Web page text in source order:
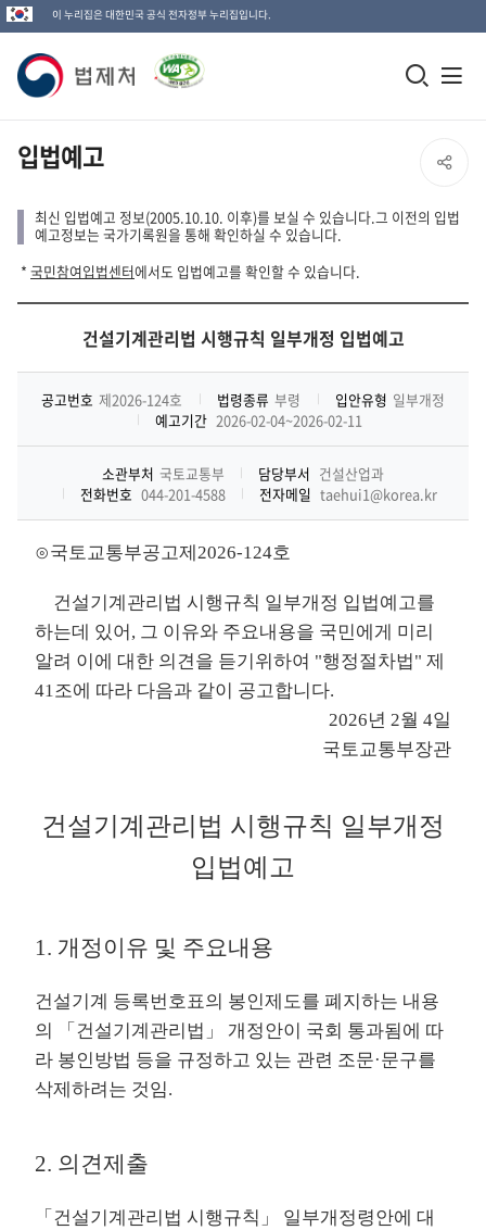
이 누리집은 대한민국 공식 전자정부 누리집입니다.
법
제
처
고
모
색
입법예고
최신 입법예고 정보(2005.10.10. 이후)를 보실 수 있습니다.그 이전의 입법
예고정보는 국가기록원을 통해 확인하실 수 있습니다.
SNS
공
열
* 국민참여입법센터에서도 입법예고를 확인할 수 있습니다.
건설기계관리법 시행규칙 일부개정 입법예고
공고번호 제2026-124호 법령종류 부령 입안유형 일부개정
예고기간 2026-02-04~2026-02-11
소관부처 국토교통부 담당부서 건설산업과
전화번호 044-201-4588 전자메일 taehui1@korea.kr
⊙국토교통부공고제2026-124호
건설기계관리법 시행규칙 일부개정 입법예고를
하는데 있어, 그 이유와 주요내용을 국민에게 미리
알려 이에 대한 의견을 듣기위하여 "행정절차법" 제
41조에 따라 다음과 같이 공고합니다.
2026년 2월 4일
국토교통부장관
건설기계관리법 시행규칙 일부개정
입법예고
1. 개정이유 및 주요내용
건설기계 등록번호표의 봉인제도를 폐지하는 내용
의 「건설기계관리법」 개정안이 국회 통과됨에 따
라 봉인방법 등을 규정하고 있는 관련 조문·문구를
삭제하려는 것임.
2. 의견제출
「건설기계관리법 시행규칙」 일부개정령안에 대